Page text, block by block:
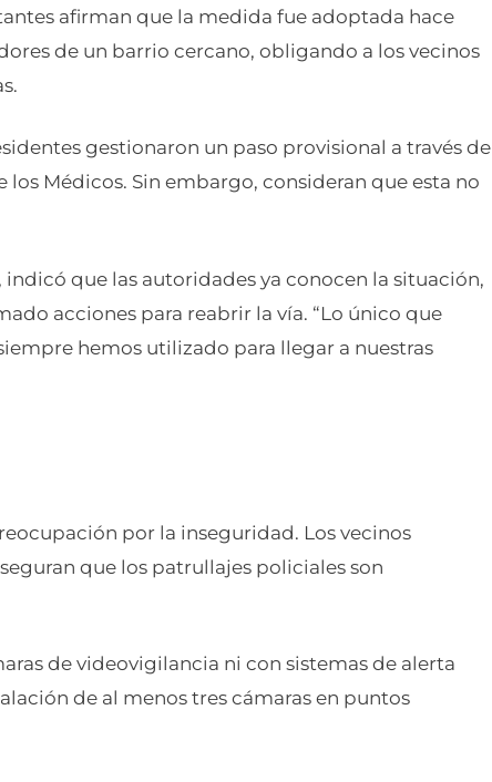
afirman que la medida fue adoptada hace
de un barrio cercano, obligando a los vecinos
gestionaron un paso provisional a través de
Médicos. Sin embargo, consideran que esta no
que las autoridades ya conocen la situación,
acciones para reabrir la vía. “Lo único que
hemos utilizado para llegar a nuestras
por la inseguridad. Los vecinos
que los patrullajes policiales son
de videovigilancia ni con sistemas de alerta
de al menos tres cámaras en puntos